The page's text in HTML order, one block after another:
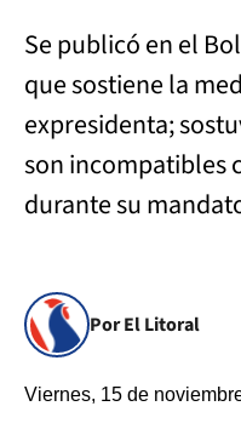
Se publicó en el
que sostiene la
expresidenta;
son incompatibles
durante su
Por El Litoral
Viernes, 15 de